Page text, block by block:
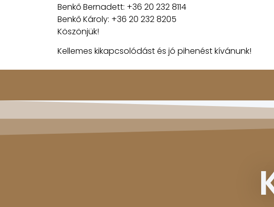
Benkő Bernadett: +36 20 232 8114
Benkő Károly: +36 20 232 8205
Köszönjük!
Kellemes kikapcsolódást és jó pihenést kívánunk!